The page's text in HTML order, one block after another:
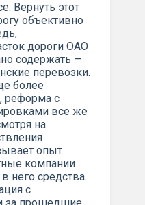
Вернуть этот
объективно
дороги ОАО
содержать —
перевозки.
более
реформа с
все же
на
опыт
компании
него средства.
с